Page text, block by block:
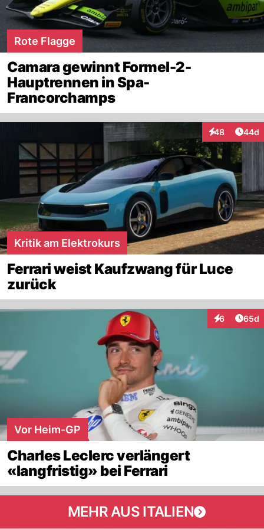
Rote Flagge
Camara gewinnt Formel-2-
Hauptrennen in Spa-
Francorchamps
48
Interaktionen
44d
Kritik am Elektrokurs
Ferrari weist Kaufzwang für Luce
zurück
6
Interaktionen
65d
Vor Heim-GP
Charles Leclerc verlängert
«langfristig» bei Ferrari
MEHR AUS ITALIEN